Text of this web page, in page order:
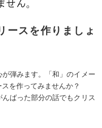
ースを作りましょ
弾みます。「和」のイメー
を作ってみませんか？
ばった部分の話でもクリス